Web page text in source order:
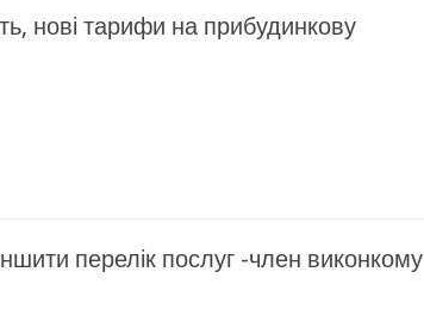
нові тарифи на прибудинкову
перелік послуг -член виконкому